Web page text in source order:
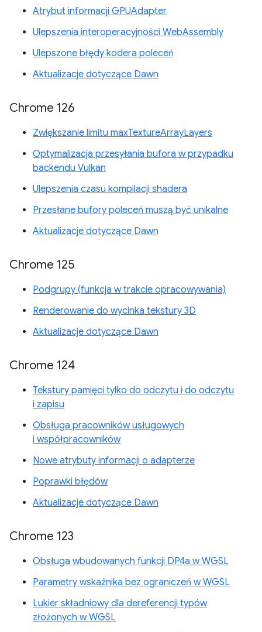
Atrybut informacji GPUAdapter
Ulepszenia interoperacyjności WebAssembly
Ulepszone błędy kodera poleceń
Aktualizacje dotyczące Dawn
Chrome 126
Zwiększanie limitu maxTextureArrayLayers
Optymalizacja przesyłania bufora w przypadku
backendu Vulkan
Ulepszenia czasu kompilacji shadera
Przesłane bufory poleceń muszą być unikalne
Aktualizacje dotyczące Dawn
Chrome 125
Podgrupy (funkcja w trakcie opracowywania)
Renderowanie do wycinka tekstury 3D
Aktualizacje dotyczące Dawn
Chrome 124
Tekstury pamięci tylko do odczytu i do odczytu
i zapisu
Obsługa pracowników usługowych
i współpracowników
Nowe atrybuty informacji o adapterze
Poprawki błędów
Aktualizacje dotyczące Dawn
Chrome 123
Obsługa wbudowanych funkcji DP4a w WGSL
Parametry wskaźnika bez ograniczeń w WGSL
Lukier składniowy dla dereferencji typów
złożonych w WGSL